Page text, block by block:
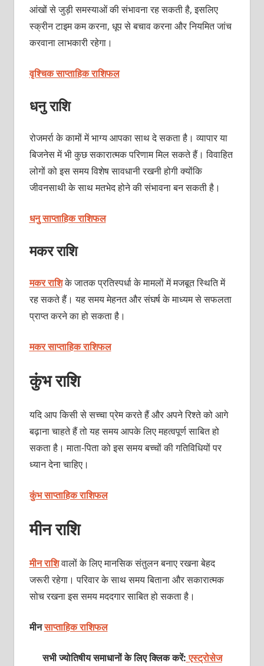
आंखों से जुड़ी समस्याओं की संभावना रह सकती है, इसलिए
स्क्रीन टाइम कम करना, धूप से बचाव करना और नियमित जांच
करवाना लाभकारी रहेगा।
वृश्चिक साप्ताहिक राशिफल
धनु राशि
रोजमर्रा के कामों में भाग्य आपका साथ दे सकता है। व्यापार या
बिजनेस में भी कुछ सकारात्मक परिणाम मिल सकते हैं। विवाहित
लोगों को इस समय विशेष सावधानी रखनी होगी क्योंकि
जीवनसाथी के साथ मतभेद होने की संभावना बन सकती है।
धनु साप्ताहिक राशिफल
मकर राशि
मकर राशिके जातक प्रतिस्पर्धा के मामलों में मजबूत स्थिति में
रह सकते हैं। यह समय मेहनत और संघर्ष के माध्यम से सफलता
प्राप्त करने का हो सकता है।
मकर साप्ताहिक राशिफल
कुंभ राशि
यदि आप किसी से सच्चा प्रेम करते हैं और अपने रिश्ते को आगे
बढ़ाना चाहते हैं तो यह समय आपके लिए महत्वपूर्ण साबित हो
सकता है। माता-पिता को इस समय बच्चों की गतिविधियों पर
ध्यान देना चाहिए।
कुंभ साप्ताहिक राशिफल
मीन राशि
मीन राशिवालों के लिए मानसिक संतुलन बनाए रखना बेहद
जरूरी रहेगा। परिवार के साथ समय बिताना और सकारात्मक
सोच रखना इस समय मददगार साबित हो सकता है।
मीनसाप्ताहिक राशिफल
सभी ज्योतिषीय समाधानों के लिए क्लिक करें: एस्ट्रोसेज